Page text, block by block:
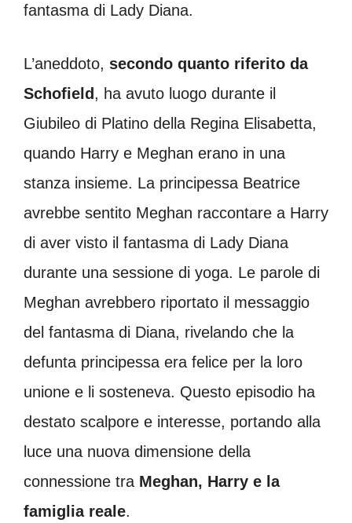
fantasma di Lady Diana.
L’aneddoto, secondo quanto riferito da
Schofield, ha avuto luogo durante il
Giubileo di Platino della Regina Elisabetta,
quando Harry e Meghan erano in una
stanza insieme. La principessa Beatrice
avrebbe sentito Meghan raccontare a Harry
di aver visto il fantasma di Lady Diana
durante una sessione di yoga. Le parole di
Meghan avrebbero riportato il messaggio
del fantasma di Diana, rivelando che la
defunta principessa era felice per la loro
unione e li sosteneva. Questo episodio ha
destato scalpore e interesse, portando alla
luce una nuova dimensione della
connessione tra Meghan, Harry e la
famiglia reale.